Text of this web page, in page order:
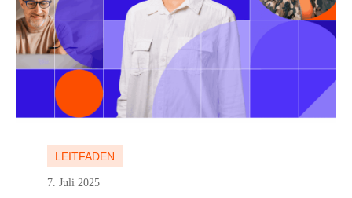
LEITFADEN
7. Juli 2025